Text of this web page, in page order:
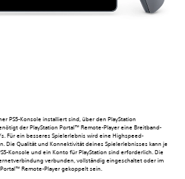
PS5-Konsole installiert sind, über den PlayStation
der PlayStation Portal™ Remote-Player eine Breitband-
Für ein besseres Spielerlebnis wird eine Highspeed-
Die Qualität und Konnektivität deines Spielerlebnisses kann je
Konsole und ein Konto für PlayStation sind erforderlich. Die
verbunden, vollständig eingeschaltet oder im
Remote-Player gekoppelt sein.